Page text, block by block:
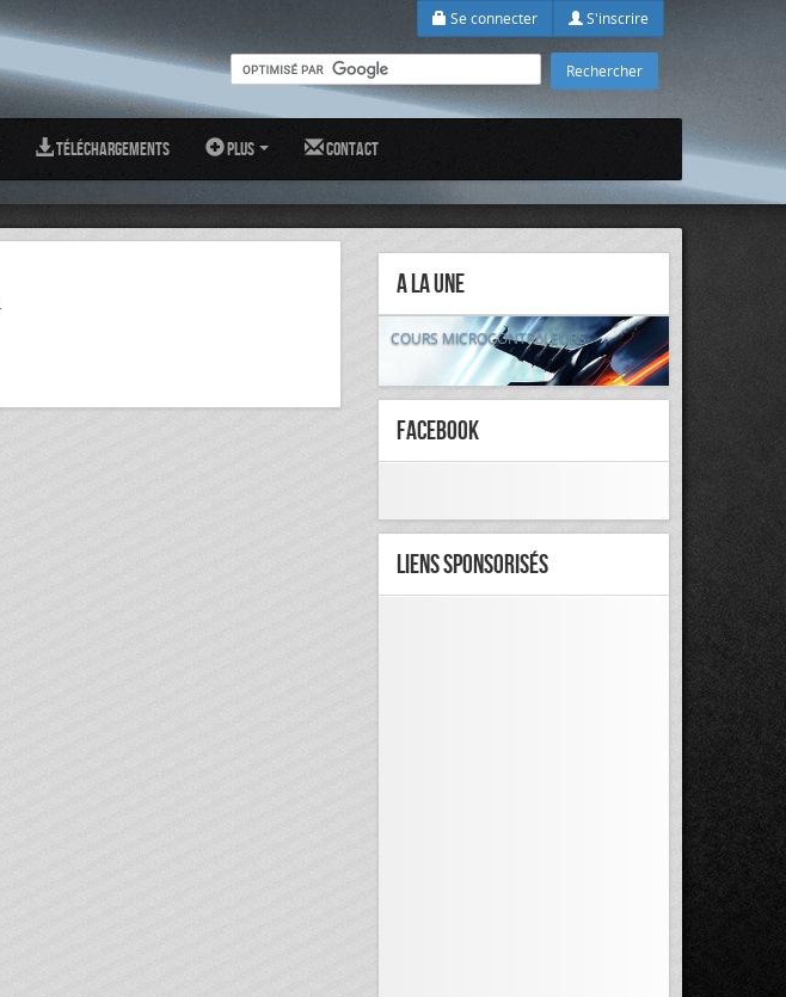
Se connecter S'inscrire
Téléchargements Plus Contact
A la Une
COURS MICROCONTRôLEURS
FaceBook
Liens Sponsorisés